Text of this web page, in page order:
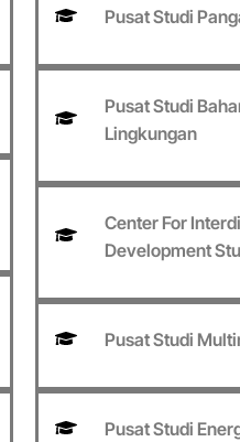
Pusat Studi
Pusat Studi
Lingkungan
Center For
Development
Pusat Studi
Pusat Studi